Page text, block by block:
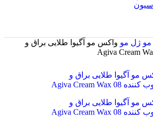
مو ژل مو واکس مو آگیوا طلایی براق و